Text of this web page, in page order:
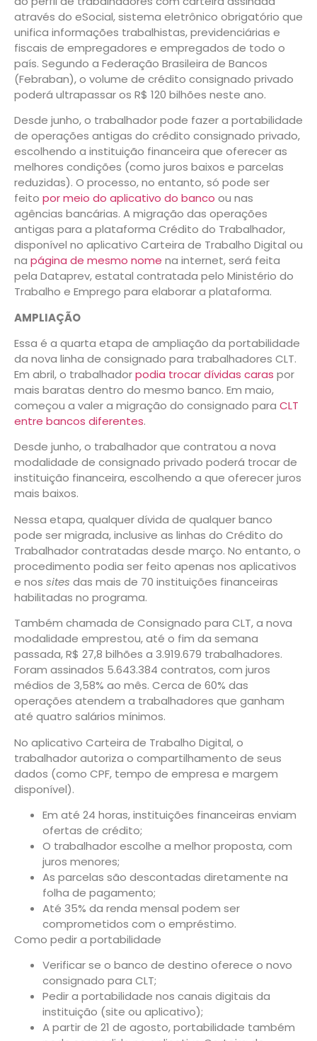
através do eSocial, sistema eletrônico obrigatório que
unifica informações trabalhistas, previdenciárias e
fiscais de empregadores e empregados de todo o
país. Segundo a Federação Brasileira de Bancos
(Febraban), o volume de crédito consignado privado
poderá ultrapassar os R$ 120 bilhões neste ano.
Desde junho, o trabalhador pode fazer a portabilidade
de operações antigas do crédito consignado privado,
escolhendo a instituição financeira que oferecer as
melhores condições (como juros baixos e parcelas
reduzidas). O processo, no entanto, só pode ser
feito por meio do aplicativo do banco ou nas
agências bancárias. A migração das operações
antigas para a plataforma Crédito do Trabalhador,
disponível no aplicativo Carteira de Trabalho Digital ou
na página de mesmo nome na internet, será feita
pela Dataprev, estatal contratada pelo Ministério do
Trabalho e Emprego para elaborar a plataforma.
AMPLIAÇÃO
Essa é a quarta etapa de ampliação da portabilidade
da nova linha de consignado para trabalhadores CLT.
Em abril, o trabalhadorpodia trocar dívidas caras por
mais baratas dentro do mesmo banco. Em maio,
começou a valer a migração do consignado para CLT
entre bancos diferentes.
Desde junho, o trabalhador que contratou a nova
modalidade de consignado privado poderá trocar de
instituição financeira, escolhendo a que oferecer juros
mais baixos.
Nessa etapa, qualquer dívida de qualquer banco
pode ser migrada, inclusive as linhas do Crédito do
Trabalhador contratadas desde março. No entanto, o
procedimento podia ser feito apenas nos aplicativos
e nos sites das mais de 70 instituições financeiras
habilitadas no programa.
Também chamada de Consignado para CLT, a nova
modalidade emprestou, até o fim da semana
passada, R$ 27,8 bilhões a 3.919.679 trabalhadores.
Foram assinados 5.643.384 contratos, com juros
médios de 3,58% ao mês. Cerca de 60% das
operações atendem a trabalhadores que ganham
até quatro salários mínimos.
No aplicativo Carteira de Trabalho Digital, o
trabalhador autoriza o compartilhamento de seus
dados (como CPF, tempo de empresa e margem
disponível).
Em até 24 horas, instituições financeiras enviam
ofertas de crédito;
O trabalhador escolhe a melhor proposta, com
juros menores;
As parcelas são descontadas diretamente na
folha de pagamento;
Até 35% da renda mensal podem ser
comprometidos com o empréstimo.
Como pedir a portabilidade
Verificar se o banco de destino oferece o novo
consignado para CLT;
Pedir a portabilidade nos canais digitais da
instituição (site ou aplicativo);
A partir de 21 de agosto, portabilidade também